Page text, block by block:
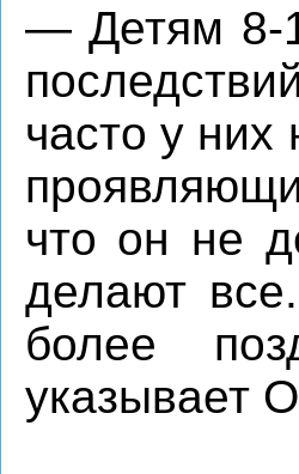
— Детям 8-
часто у них
что он не
делают
более
указывает